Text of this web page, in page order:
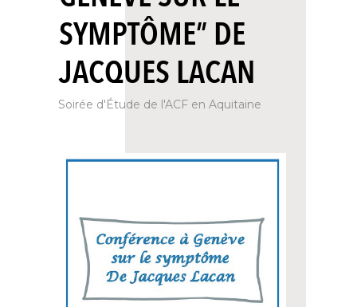
SYMPTÔME” DE
JACQUES LACAN
Soirée d'Étude de l'ACF en Aquitaine